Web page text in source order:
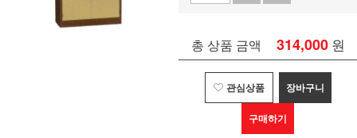
총 상품 금액 314,000 원
관심상품 장바구니
구매하기